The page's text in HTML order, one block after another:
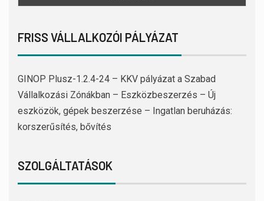
FRISS VÁLLALKOZÓI PÁLYÁZAT
GINOP Plusz-1.2.4-24 – KKV pályázat a Szabad
Vállalkozási Zónákban – Eszközbeszerzés – Új
eszközök, gépek beszerzése – Ingatlan beruházás:
korszerűsítés, bővítés
SZOLGÁLTATÁSOK